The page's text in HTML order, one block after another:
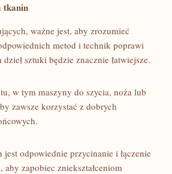
tkanin
ważne jest, aby zrozumieć​
metod i technik poprawi⁢
sztuki będzie⁣ znacznie ⁤łatwiejsze.
w‍ tym maszyny do szycia, noża lub
zawsze korzystać z ⁣dobrych
odpowiednie przycinanie i łączenie
zapobiec zniekształceniom